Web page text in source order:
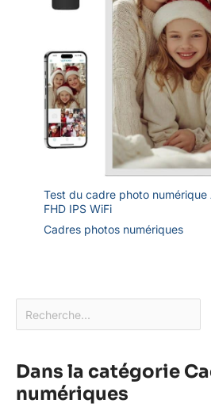
Test du cadre photo
FHD IPS WiFi
Cadres photos numériques
Dans la catégorie
numériques